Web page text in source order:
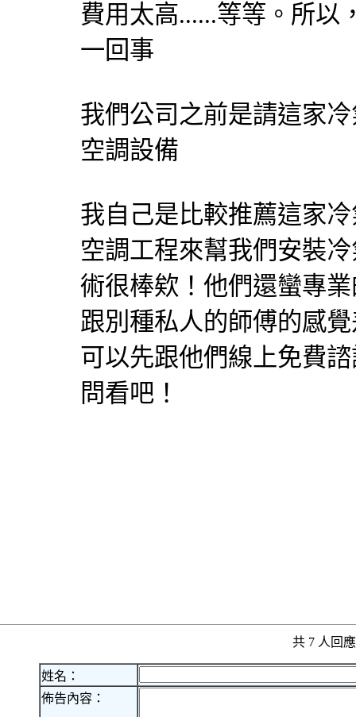
費用太高......等等。所以
一回事
我們公司之前是請這家
空調設備
我自己是比較推薦這家
空調工程來幫我們安裝
術很棒欸！他們還蠻專
跟別種私人的師傅的感
可以先跟他們線上免費
問看吧！
共 7 人回
姓名：
佈告內容：